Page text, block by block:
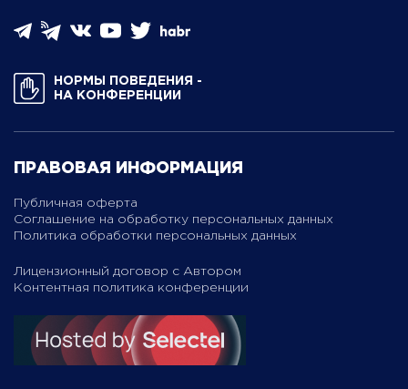
НОРМЫ ПОВЕДЕНИЯ ­
НА КОНФЕРЕНЦИИ
ПРАВОВАЯ ИНФОРМАЦИЯ
Публичная оферта
Соглашение на обработку персональных данных
Политика обработки персональных данных
Лицензионный договор с Автором
Контентная политика конференции